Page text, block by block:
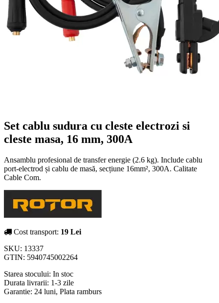
Set cablu sudura cu cleste electrozi si
cleste masa, 16 mm, 300A
Ansamblu profesional de transfer energie (2.6 kg). Include cablu
port-electrod și cablu de masă, secțiune 16mm², 300A. Calitate
Cable Com.
Cost transport: 19 Lei
SKU: 13337
GTIN: 5940745002264
Starea stocului: In stoc
Durata livrarii: 1-3 zile
Garantie: 24 luni, Plata ramburs